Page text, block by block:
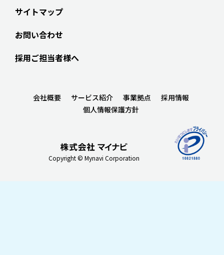
サイトマップ
お問い合わせ
採用ご担当者様へ
Copyright © Mynavi Corporation
会社概要 サービス紹介 事業拠点
採用情報
個人情報保護方針